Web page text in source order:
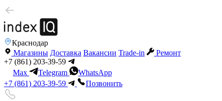
Краснодар
Магазины Доставка Вакансии Trade-in
Ремонт
+7 (861) 203-39-59
Max
Telegram
WhatsApp
+7 (861) 203-39-59
Позвонить